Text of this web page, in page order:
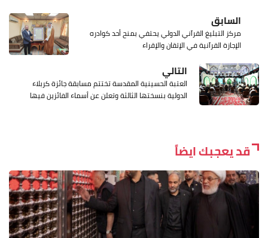
السابق
مركز التبليغ القرآني الدولي يحتفي بمنح أحد كوادره
الإجازة القرآنية في الإتقان والإقراء
التالي
العتبة الحسينية المقدسة تختتم مسابقة جائزة كربلاء
الدولية بنسختها الثالثة وتعلن عن أسماء الفائزين فيها
قد يعجبك ايضاً